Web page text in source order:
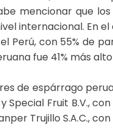
mencionar que
internacional. En
Perú, con 55% de
fue 41% más
de espárrago
Special Fruit B.V.,
Trujillo S.A.C.,